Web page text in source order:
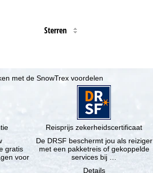
Sterren
met de SnowTrex voordelen
gratis
voor
Reisprijs zekerheidscertificaat
De DRSF beschermt jou als reiziger
met een pakketreis of gekoppelde
services bij …
Details